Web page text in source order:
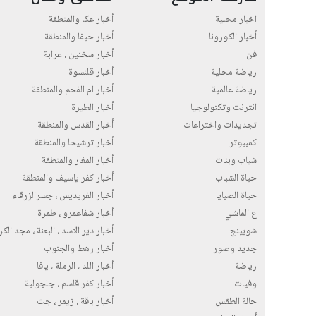
اخبار محلية
أخبار الكورونا
فن
رياضة محلية
رياضة عالمية
انترنت وتكنولوجيا
تجديدات واختراعات
كمبيوتر
شباب وبنات
حياة الشباب
حياة الصبايا
ع الماشي
شوبينج
جديد وصور
رياضة
وفيات
حالة الطقس
أخبار عكا والمنطقة
أخبار حيفا والمنطقة
أخبار سخنين ، عرابة
أخبار قلنسوة
أخبار ام الفحم والمنطقة
أخبار الطيرة
أخبار القدس والمنطقة
أخبار ترشيحا والمنطقة
أخبار المغار والمنطقة
أخبار كفر ياسيف والمنطقة
أخبار الفريديس ، جسرالزرقاء
أخبار شفاعمرو ، طمرة
أخبار دير الاسد ، البعنة ، مجد
أخبار رهط والجنوب
أخبار اللد ، الرملة ، يافا
أخبار كفر قاسم ، جلجولية
أخبار باقة ، زيمر ، جت